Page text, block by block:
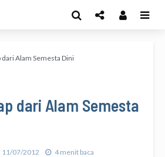
dari Alam Semesta Dini
dari Alam Semesta
11/07/2012 4 menit baca